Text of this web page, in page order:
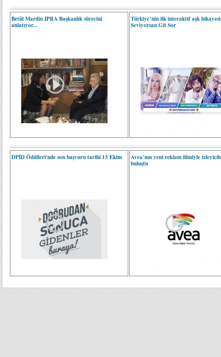
Betûl Mardin IPRA Başkanlık sürecini
anlatıyor...
Türkiye’nin ilk interaktif aşk
Seviyorsan Git Sor
DPİD Ödülleri'nde son başvuru tarihi 15 Ekim
Avea’nın yeni reklam filmiyle
buluştu